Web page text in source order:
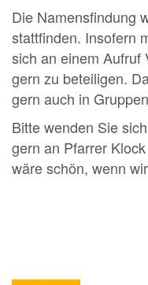
Die Namensfindung
stattfinden. Insofern
sich an einem Aufruf
gern zu beteiligen.
gern auch in
Bitte wenden Sie
gern an Pfarrer
wäre schön, wenn